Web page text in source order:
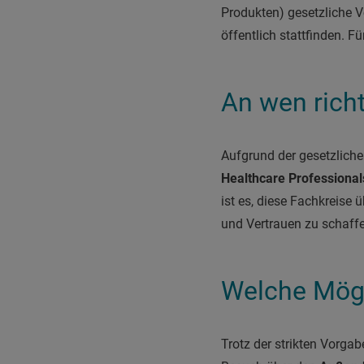
Produkten) gesetzliche
öffentlich stattfinden.
An wen
Aufgrund der
Healthcare
ist es, diese Fachkreise
und Vertrauen zu
Welche
Trotz der strikten